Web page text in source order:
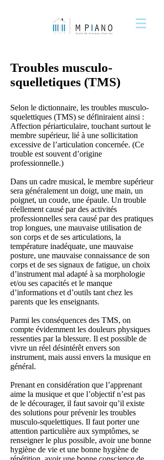
Troubles musculo-
squelletiques (TMS)
Selon le dictionnaire, les troubles musculo-
squelettiques (TMS) se définiraient ainsi :
Affection périarticulaire, touchant surtout le
membre supérieur, lié à une sollicitation
excessive de l’articulation concernée. (Ce
trouble est souvent d’origine
professionnelle.)
Dans un cadre musical, le membre supérieur
sera généralement un doigt, une main, un
poignet, un coude, une épaule. Un trouble
réellement causé par des activités
professionnelles sera causé par des pratiques
trop longues, une mauvaise utilisation de
son corps et de ses articulations, la
température inadéquate, une mauvaise
posture, une mauvaise connaissance de son
corps et de ses signaux de fatigue, un choix
d’instrument mal adapté à sa morphologie
et/ou ses capacités et le manque
d’informations et d’outils tant chez les
parents que les enseignants.
Parmi les conséquences des TMS, on
compte évidemment les douleurs physiques
ressenties par la blessure. Il est possible de
vivre un réel désintérêt envers son
instrument, mais aussi envers la musique en
général.
Prenant en considération que l’apprenant
aime la musique et que l’objectif n’est pas
de le décourager, il faut savoir qu’il existe
des solutions pour prévenir les troubles
musculo-squelettiques. Il faut porter une
attention particulière aux symptômes, se
renseigner le plus possible, avoir une bonne
hygiène de vie et une bonne hygiène de